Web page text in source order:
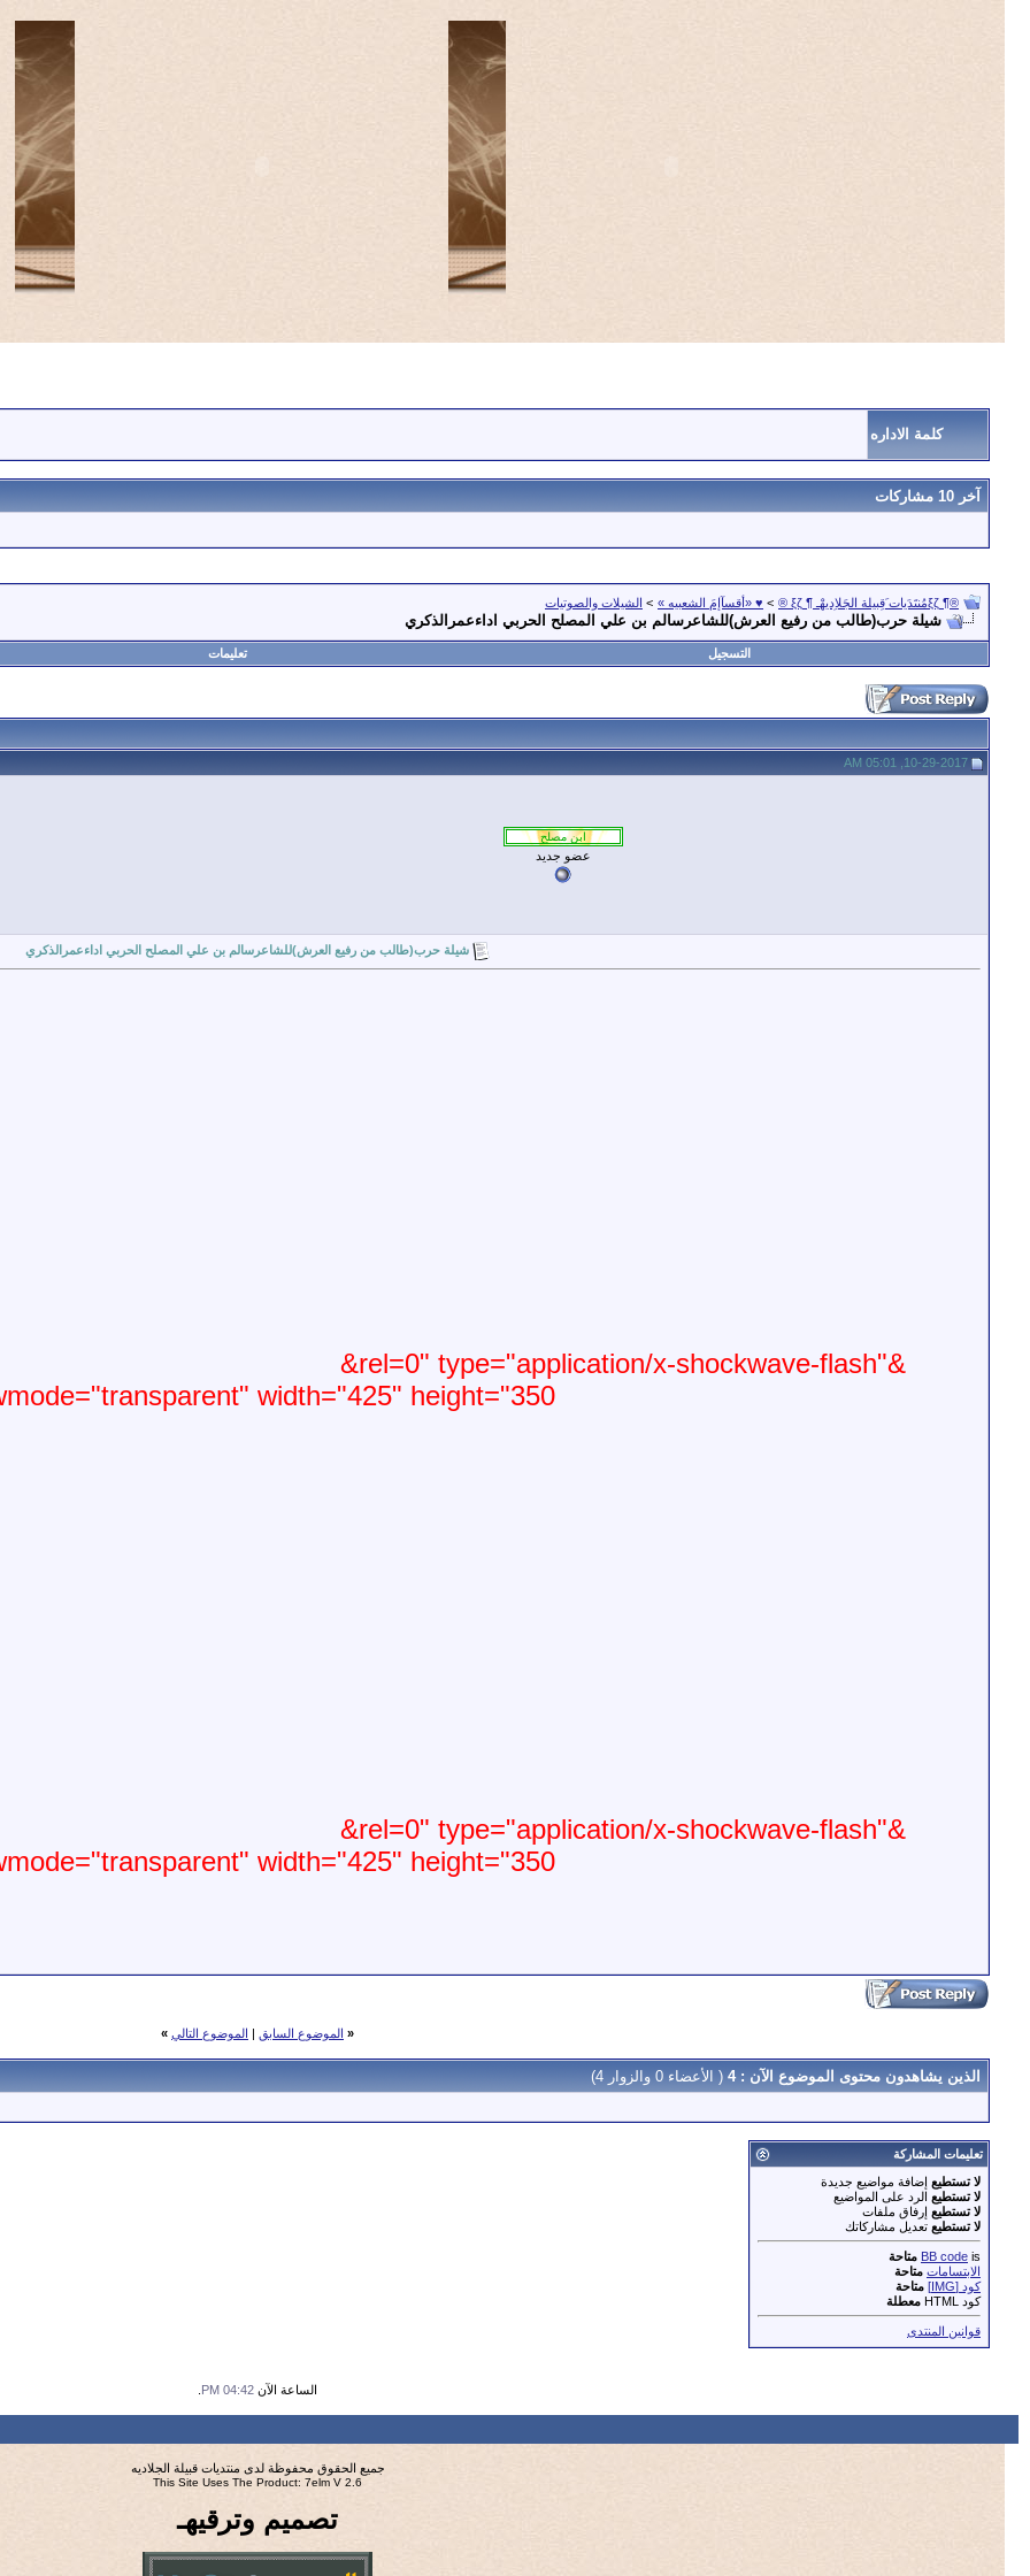
كلمة الاداره
آخر 10 مشاركات
®¶ ξζمُنتَدَيات َقِبيلة الجَلاِديهْـ ¶ ξζ ® > ♥ «أقسآإمَ الشعبيه » > الشيلات والصوتيات
شيلة حرب(طالب من رفيع العرش)للشاعرسالم بن علي المصلح الحربي اداءعمرالذكري
التسجيل تعليمات
10-29-2017, 05:01 AM
عضو جديد
شيلة حرب(طالب من رفيع العرش)للشاعرسالم بن علي المصلح الحربي اداءعمرالذكري
&rel=0">
&rel=0" type="application/x-shockwave-flash"
width="425" height="350">
&rel=0">
&rel=0" type="application/x-shockwave-flash"
width="425" height="350">
« الموضوع السابق | الموضوع التالي »
الذين يشاهدون محتوى الموضوع الآن : 4 ( الأعضاء 0 والزوار 4)
تعليمات المشاركة
لا تستطيع إضافة مواضيع جديدة
لا تستطيع الرد على المواضيع
لا تستطيع إرفاق ملفات
لا تستطيع تعديل مشاركاتك
BB code is
متاحة
الابتسامات متاحة
كود [IMG]
متاحة
كود HTML
معطلة
قوانين المنتدى
الساعة الآن 04:42 PM
جميع الحقوق محفوظة لدى منتديات قبيلة الجلاديه
This Site Uses The Product: 7elm V 2.6
تصميم وترقيهـ